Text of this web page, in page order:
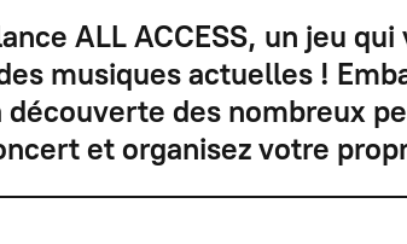
ALL ACCESS, un jeu qui
musiques actuelles !
découverte des nombreux
et organisez votre